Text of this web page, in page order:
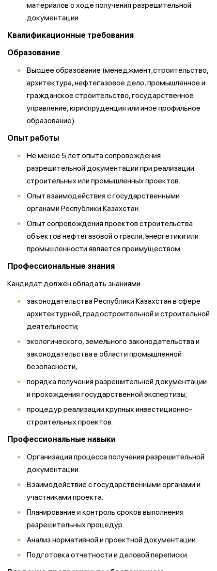
материалов о ходе получения разрешительной
документации.
Квалификационные требования
Образование
Высшее образование (менеджмент,строительство,
архитектура, нефтегазовое дело, промышленное и
гражданское строительство, государственное
управление, юриспруденция или иное профильное
образование).
Опыт работы
Не менее 5 лет опыта сопровождения
разрешительной документации при реализации
строительных или промышленных проектов.
Опыт взаимодействия с государственными
органами Республики Казахстан.
Опыт сопровождения проектов строительства
объектов нефтегазовой отрасли, энергетики или
промышленности является преимуществом.
Профессиональные знания
Кандидат должен обладать знаниями:
законодательства Республики Казахстан в сфере
архитектурной, градостроительной и строительной
деятельности;
экологического, земельного законодательства и
законодательства в области промышленной
безопасности;
порядка получения разрешительной документации
и прохождения государственной экспертизы;
процедур реализации крупных инвестиционно-
строительных проектов.
Профессиональные навыки
Организация процесса получения разрешительной
документации.
Взаимодействие с государственными органами и
участниками проекта.
Планирование и контроль сроков выполнения
разрешительных процедур.
Анализ нормативной и проектной документации.
Подготовка отчетности и деловой переписки.